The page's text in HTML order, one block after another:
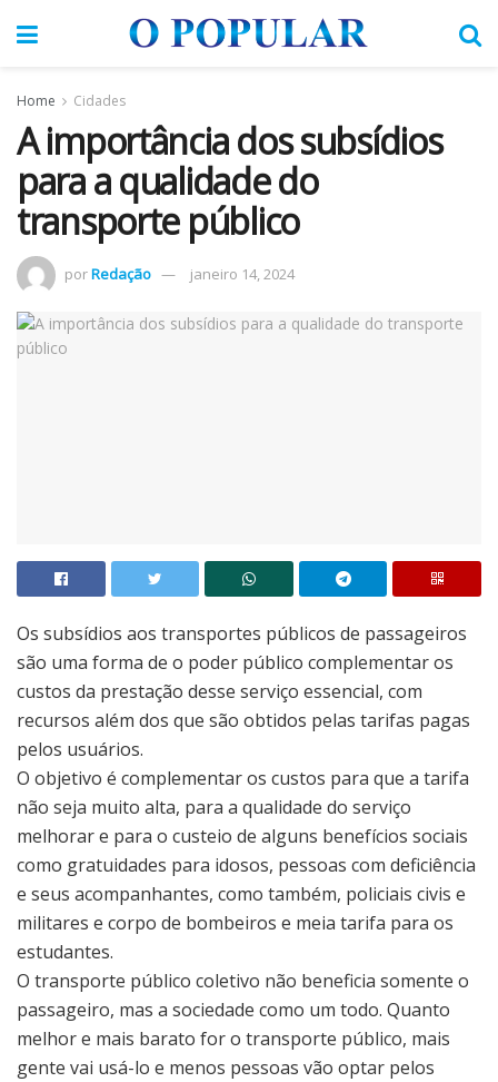
Home Cidades
A importância dos subsídios
para a qualidade do
transporte público
porRedação janeiro 14, 2024
Os subsídios aos transportes públicos de passageiros
são uma forma de o poder público complementar os
custos da prestação desse serviço essencial, com
recursos além dos que são obtidos pelas tarifas pagas
pelos usuários.
O objetivo é complementar os custos para que a tarifa
não seja muito alta, para a qualidade do serviço
melhorar e para o custeio de alguns benefícios sociais
como gratuidades para idosos, pessoas com deficiência
e seus acompanhantes, como também, policiais civis e
militares e corpo de bombeiros e meia tarifa para os
estudantes.
O transporte público coletivo não beneficia somente o
passageiro, mas a sociedade como um todo. Quanto
melhor e mais barato for o transporte público, mais
gente vai usá-lo e menos pessoas vão optar pelos